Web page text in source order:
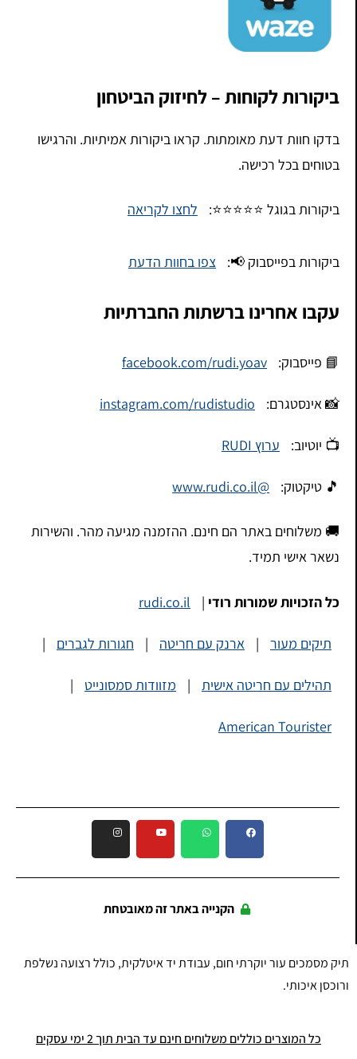
ביקורות לקוחות – לחיזוק הביטחון
בדקו חוות דעת מאומתות. קראו ביקורות אמיתיות. והרגישו
בטוחים בכל רכישה.
ביקורות בגוגל ⭐⭐⭐⭐⭐: לחצו לקריאה
ביקורות בפייסבוק 📢: צפו בחוות הדעת
עקבו אחרינו ברשתות החברתיות
📘 פייסבוק: facebook.com/rudi.yoav
📸 אינסטגרם: instagram.com/rudistudio
📺 יוטיוב: ערוץ RUDI
🎵 טיקטוק: @www.rudi.co.il
🚚 משלוחים באתר הם חינם. ההזמנה מגיעה מהר. והשירות
נשאר אישי תמיד.
כל הזכויות שמורות רודי|
rudi.co.il
תיקים מעור | ארנק עם חריטה | חגורות לגברים
תהילים עם חריטה אישית | מזוודות סמסונייט
American Tourister
הקנייה באתר זה מאובטחת
תיק מסמכים עור יוקרתי חום, עבודת יד איטלקית, כולל רצועה נשלפת
ורוכסן איכותי.
כל המוצרים כוללים משלוחים חינם עד הבית תוך 2 ימי עסקים